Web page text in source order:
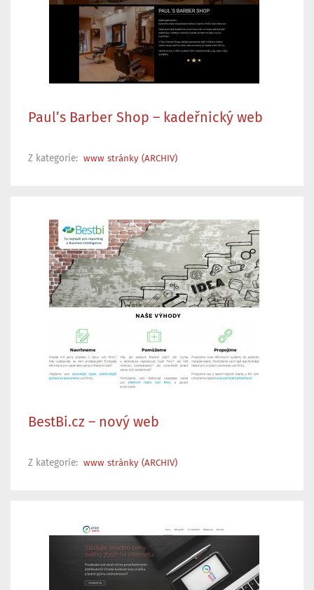
Paul’s Barber Shop – kadeřnický web
Z kategorie: www stránky (ARCHIV)
BestBi.cz – nový web
Z kategorie: www stránky (ARCHIV)